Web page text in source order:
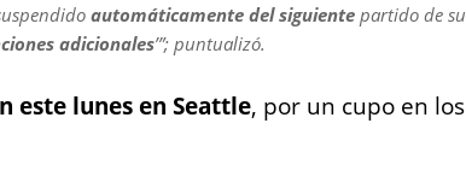
automáticamente del siguiente partido de su
adicionales’”; puntualizó.
este lunes en Seattle, por un cupo en los